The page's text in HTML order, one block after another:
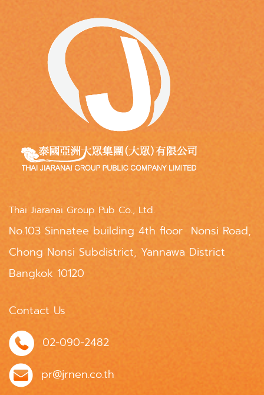
Thai Jiaranai Group Pub Co., Ltd.
No.103 Sinnatee building 4th floor Nonsi Road,
Chong Nonsi Subdistrict, Yannawa District
Bangkok 10120
Contact Us
02-090-2482
pr@jrnen.co.th